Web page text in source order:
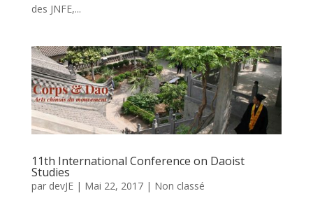
des JNFE,...
11th International Conference on Daoist
Studies
par devJE| Mai 22, 2017| Non classé